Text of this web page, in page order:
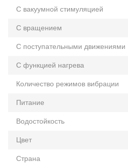
С вакуумной стимуляцией
С вращением
С поступательными движениями
С функцией нагрева
Количество режимов вибрации
Питание
Водостойкость
Цвет
Страна